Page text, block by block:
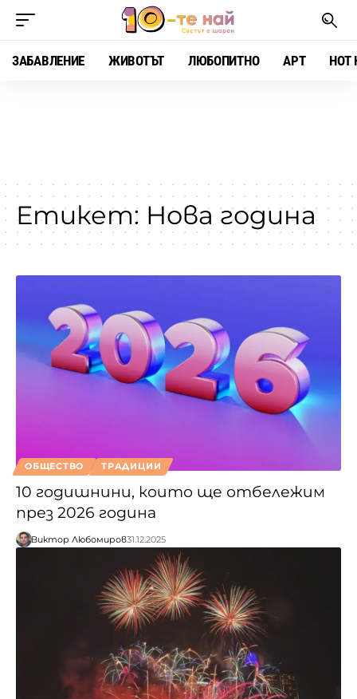
ЗАБАВЛЕНИЕ ЖИВОТЪТ ЛЮБОПИТНО АРТ HOT
Етикет: Нова година
ОБЩЕСТВО ТРАДИЦИИ
10 годишнини, които ще отбележим
през 2026 година
Виктор Любомиров31.12.2025